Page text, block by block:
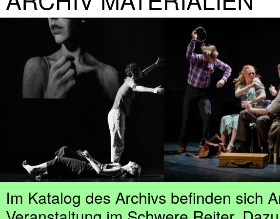
Im Katalog des Archivs befinden sich